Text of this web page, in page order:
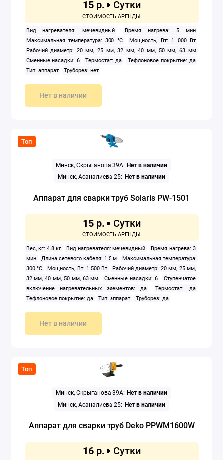
15 р.
Вид нагревателя: мечевидный
Время нагрева: 5 мин
Максимальная температура: 300 °C
Мощность, Вт: 1 000 Вт
Рабочий диаметр: 20 мм, 25 мм, 32 мм, 40 мм, 50 мм, 63 мм
Сменные насадки: 6
Термостат: да
Тефлоновое покрытие: да
Тип: аппарат
Труборез: нет
Нет в наличии
Топ
Минск, Скрыганова 39А: Нет в наличии
Минск, Асаналиева 25: Нет в наличии
Аппарат для сварки труб Solaris PW-1501
15 р.
Вес, кг: 4.8 кг Вид нагревателя: мечевидный
Время нагрева: 3
мин
Длина сетевого кабеля: 1.5 м
Максимальная температура:
300 °C
Мощность, Вт: 1 500 Вт
Рабочий диаметр: 20 мм, 25 мм,
32 мм, 40 мм, 50 мм, 63 мм
Сменные насадки: 6
Ступенчатое
включение нагревательных элементов: да
Термостат: да
Тефлоновое покрытие: да
Тип: аппарат Труборез: да
Нет в наличии
Топ
Минск, Скрыганова 39А: Нет в наличии
Минск, Асаналиева 25: Нет в наличии
Аппарат для сварки труб Deko PPWM1600W
16 р.